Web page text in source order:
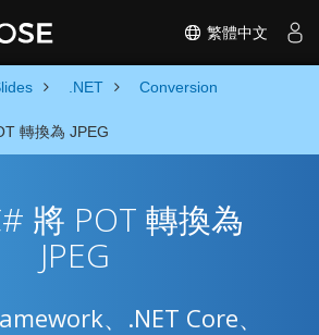
繁體中文
.NET Conversion
轉換為 JPEG
將 POT 轉換為
JPEG
、.NET Core、